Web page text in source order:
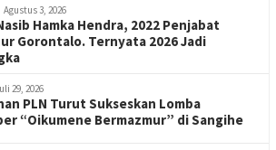
Agustus 3, 2026
Hamka Hendra, 2022 Penjabat
Gorontalo. Ternyata 2026 Jadi
29, 2026
PLN Turut Sukseskan Lomba
“Oikumene Bermazmur” di Sangihe